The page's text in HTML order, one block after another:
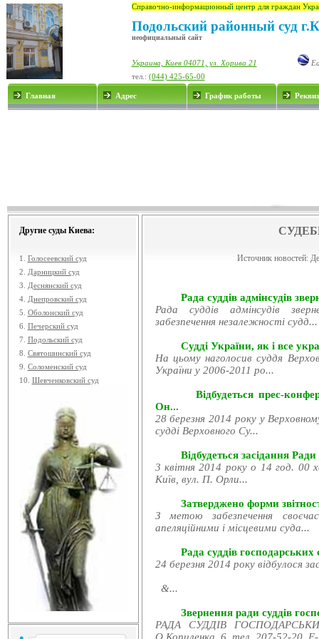
Справочно-информационный центр для граждан
Подольский районный суд
неофициальный сайт
Украина, Киев 04071, ул. Хорива 21
тел.: (044) 425-65-00
Главная Адрес График работы
Другие суды Киева:
1. Голосеевский суд
2.
Дарницкий суд
3.
Деснянский суд
4. Днепровский суд
5. Оболонский суд
6. Печерский суд
7. Подольский суд
8. Святошинский суд
9. Соломенский суд
10. Шевченковский суд
Источник новостей:
Рада суддів адмінсудів
Рада суддів адмінсудів
забезпечення незалежності судд...
Судді України, як і все
На цьому наголосив суддя
України у 2006-2011 ро...
Відбудеться прес-
Он...
28 березня 2014 року у
судді Верховного Су...
Відбудеться засідання
3 квітня 2014 року о 14 год. 00
Київ, вул. П. Орли...
Затверджено форми
З метою забезпечення
апеляційними і місцевими суда...
Рада суддів господарських
24 березня 2014 року відбулося
&...
Звернення ради суддів
РАДА СУДДІВ